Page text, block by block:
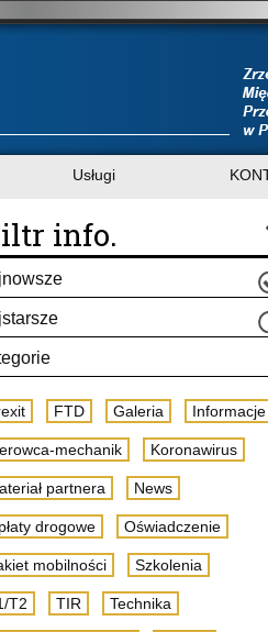
Usługi
info.
FTD Galeria Informacje
mechanik Koronawirus
partnera News
drogowe Oświadczenie
mobilności Szkolenia
T2 TIR Technika